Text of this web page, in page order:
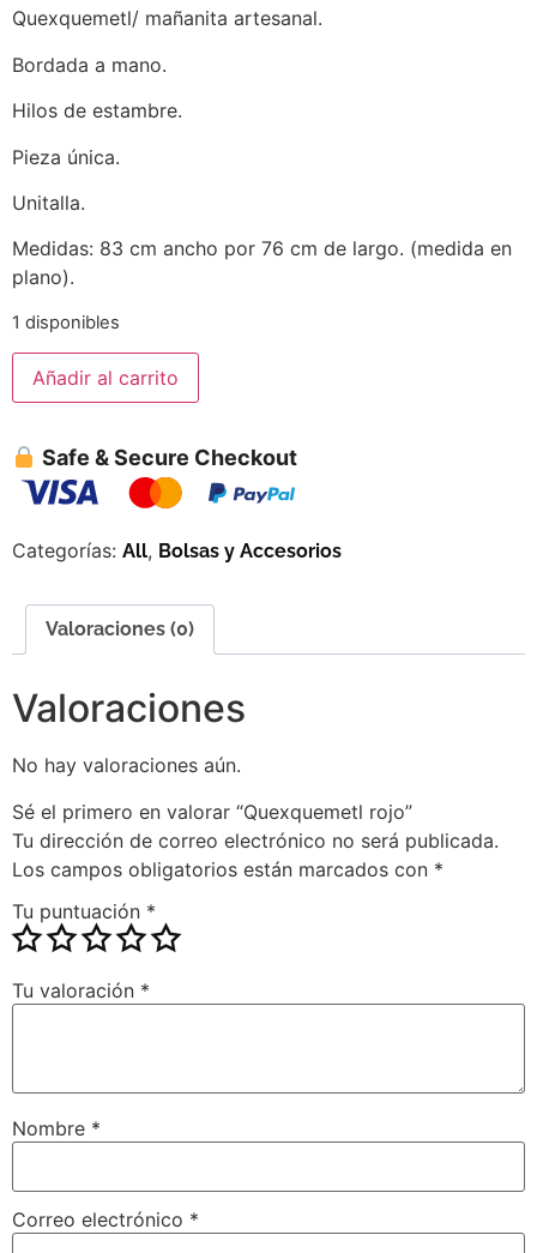
Quexquemetl/ mañanita artesanal.
Bordada a mano.
Hilos de estambre.
Pieza única.
Unitalla.
Medidas: 83 cm ancho por 76 cm de largo. (medida en
plano).
1 disponibles
Añadir al carrito
Safe & Secure Checkout
Categorías: All, Bolsas y Accesorios
Valoraciones (0)
Valoraciones
No hay valoraciones aún.
Sé el primero en valorar “Quexquemetl rojo”
Tu dirección de correo electrónico no será publicada.
Los campos obligatorios están marcados con *
Tu puntuación *
Tu valoración *
Nombre *
Correo electrónico *